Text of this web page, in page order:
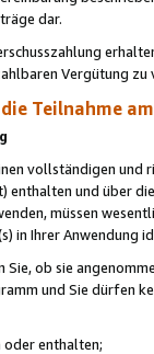
dar.
Vergütung zu
Teilnahme
vollständigen
und über
müssen
in Ihrer Anwendung
ob sie
und Sie dürfen
oder enthalten;